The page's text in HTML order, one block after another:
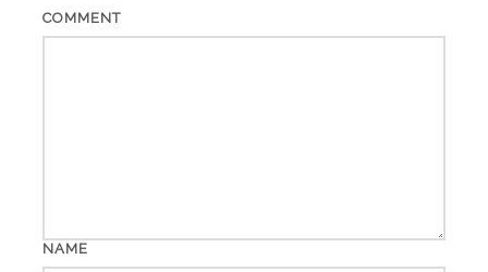
COMMENT
NAME